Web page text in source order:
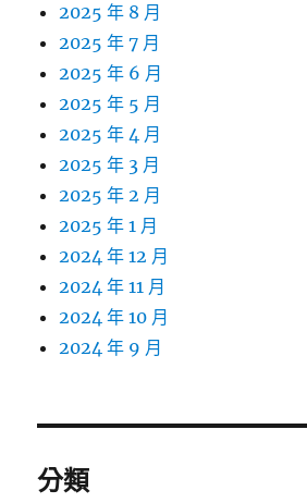
2025 年 8 月
2025 年 7 月
2025 年 6 月
2025 年 5 月
2025 年 4 月
2025 年 3 月
2025 年 2 月
2025 年 1 月
2024 年 12 月
2024 年 11 月
2024 年 10 月
2024 年 9 月
分類